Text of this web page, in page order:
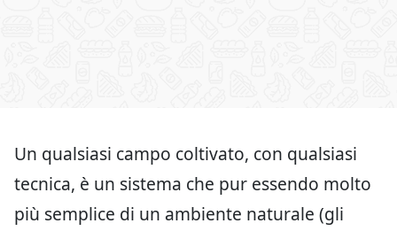
Un qualsiasi campo coltivato, con qualsiasi
tecnica, è un sistema che pur essendo molto
più semplice di un ambiente naturale (gli